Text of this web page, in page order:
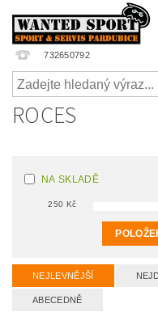
732650792
ROCES
NA SKLADĚ
250 Kč
NEJLEVNĚJŠÍ
ABECEDNĚ